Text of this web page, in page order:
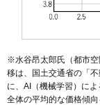
岡部
66 蓬莱町
67 小倉寺
68 南町
※水谷昂太郎氏（都市空
移は、国土交通省の「不
に、AI（機械学習）に
全体の平均的な価格傾